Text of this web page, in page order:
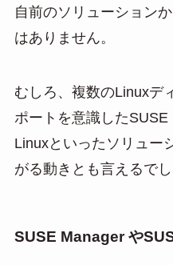
自前のソリューション
はありません。
むしろ、複数のLinuxデ
ポートを意識した
Linuxといったソリュー
がる動きとも言えるでし
SUSE Manager や